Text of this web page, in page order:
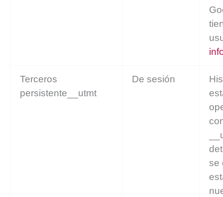
Terceros
persistente__utmt
De sesión
se